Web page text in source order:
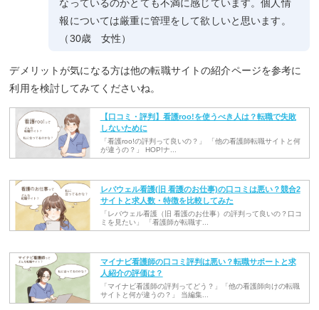
なっているのかとても不満に感じています。個人情
報については厳重に管理をして欲しいと思います。
（30歳 女性）
デメリットが気になる方は他の転職サイトの紹介ページを参考に
利用を検討してみてくださいね。
【口コミ・評判】看護roo!を使うべき人は？転職で失敗
しないために
「看護roo!の評判って良いの？」 「他の看護師転職サイトと何
が違うの？」 HOP!ナ...
レバウェル看護(旧 看護のお仕事)の口コミは悪い？競合2
サイトと求人数・特徴を比較してみた
「レバウェル看護（旧 看護のお仕事）の評判って良いの？口コ
ミを見たい」 「看護師が転職す...
マイナビ看護師の口コミ評判は悪い？転職サポートと求
人紹介の評価は？
「マイナビ看護師の評判ってどう？」「他の看護師向けの転職
サイトと何が違うの？」 当編集...